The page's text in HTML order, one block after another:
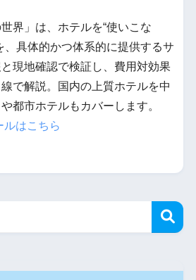
界」は、ホテルを“使いこな
、具体的かつ体系的に提供するサ
現地確認で検証し、費用対効果
で解説。国内の上質ホテルを中
都市ホテルもカバーします。
ルはこちら